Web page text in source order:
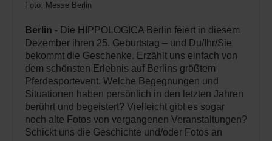
Foto: Messe Berlin
Berlin - Die HIPPOLOGICA Berlin feiert in diesem
Dezember ihren 25. Geburtstag – und Du/Ihr/Sie
bekommt die Geschenke. Erzählt uns einfach von
dem schönsten Erlebnis auf Berlins größtem
Pferdesportevent. Welche Begegnungen und
Situationen haben persönlich in den letzten Jahren
berührt und begeistert? Vielleicht gibt es sogar
noch alte Fotos von vergangenen Veranstaltungen?
Schickt uns die Geschichte und/oder Fotos an